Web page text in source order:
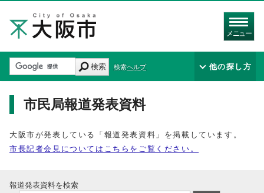
メニュー
検索 検索ヘルプ 他の探し方
市民局報道発表資料
大阪市が発表している「報道発表資料」を掲載しています。
市長記者会見についてはこちらをご覧ください。
報道発表資料を検索